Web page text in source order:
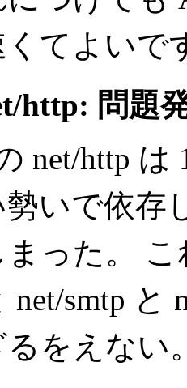
くてよいで
http: 問題
net/http は
勢いで依存
まった。
net/smtp と
るをえない